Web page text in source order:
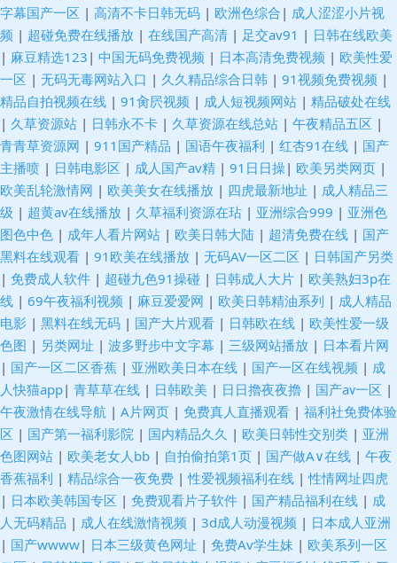
字幕国产一区 | 高清不卡日韩无码 | 欧洲色综合 | 成人涩涩小片视
频 | 超碰免费在线播放 | 在线国产高清 | 足交av91 | 日韩在线欧美
| 麻豆精选123 | 中国无码免费视频 | 日本高清免费视频 | 欧美性爱
一区 | 无码无毒网站入口 | 久久精品综合日韩 | 91视频免费视频 |
精品自拍视频在线 | 91肏屄视频 | 成人短视频网站 | 精品破处在线
| 久草资源站 | 日韩永不卡 | 久草资源在线总站 | 午夜精品五区 |
青青草资源网 | 911国产精品 | 国语午夜福利 | 红杏91在线 | 国产
主播喷 | 日韩电影区 | 成人国产av精 | 91日日操 | 欧美另类网页 |
欧美乱轮激情网 | 欧美美女在线播放 | 四虎最新地址 | 成人精品三
级 | 超黄av在线播放 | 久草福利资源在玷 | 亚洲综合999 | 亚洲色
图色中色 | 成年人看片网站 | 欧美日韩大陆 | 超清免费在线 | 国产
黑料在线观看 | 91欧美在线播放 | 无码AV一区二区 | 日韩国产另类
| 免费成人软件 | 超碰九色91操碰 | 日韩成人大片 | 欧美熟妇3p在
线 | 69午夜福利视频 | 麻豆爱爱网 | 欧美日韩精油系列 | 成人精品
电影 | 黑料在线无码 | 国产大片观看 | 日韩欧在线 | 欧美性爱一级
色图 | 另类网址 | 波多野步中文字幕 | 三级网站播放 | 日本看片网
| 国产一区二区香蕉 | 亚洲欧美日本在线 | 国产一区在线视频 | 成
人快猫app| 青草草在线 | 日韩欧美 | 日日擼夜夜擼 | 国产aⅴ一区 |
午夜激情在线导航 | A片网页 | 免费真人直播观看 | 福利社免费体验
区 | 国产第一福利影院 | 国内精品久久 | 欧美日韩性交别类 | 亚洲
色图网站 | 欧美老女人bb | 自拍偷拍第1页 | 国产做A∨在线 | 午夜
香蕉福利 | 精品综合一夜免费 |性爱视频福利在线 |性情网址四虎
| 日本欧美韩国专区 | 免费观看片子软件 | 国产精品福利在线 | 成
人无码精品 | 成人在线激情视频 | 3d成人动漫视频 | 日本成人亚洲
| 国产wwww| 日本三级黄色网址 | 免费Av学生妹 | 欧美系列一区